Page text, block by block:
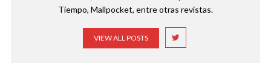
Tiempo, Mallpocket, entre otras revistas.
VIEW ALL POSTS